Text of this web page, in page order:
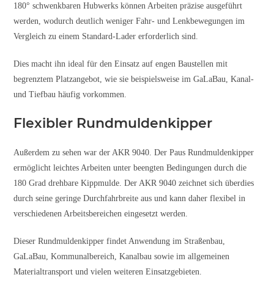
180° schwenkbaren Hubwerks können Arbeiten präzise ausgeführt
werden, wodurch deutlich weniger Fahr- und Lenkbewegungen im
Vergleich zu einem Standard-Lader erforderlich sind.
Dies macht ihn ideal für den Einsatz auf engen Baustellen mit
begrenztem Platzangebot, wie sie beispielsweise im GaLaBau, Kanal-
und Tiefbau häufig vorkommen.
Flexibler Rundmuldenkipper
Außerdem zu sehen war der AKR 9040. Der Paus Rundmuldenkipper
ermöglicht leichtes Arbeiten unter beengten Bedingungen durch die
180 Grad drehbare Kippmulde. Der AKR 9040 zeichnet sich überdies
durch seine geringe Durchfahrbreite aus und kann daher flexibel in
verschiedenen Arbeitsbereichen eingesetzt werden.
Dieser Rundmuldenkipper findet Anwendung im Straßenbau,
GaLaBau, Kommunalbereich, Kanalbau sowie im allgemeinen
Materialtransport und vielen weiteren Einsatzgebieten.